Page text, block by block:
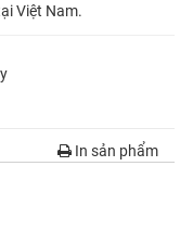
Việt Nam.
In sản phẩm